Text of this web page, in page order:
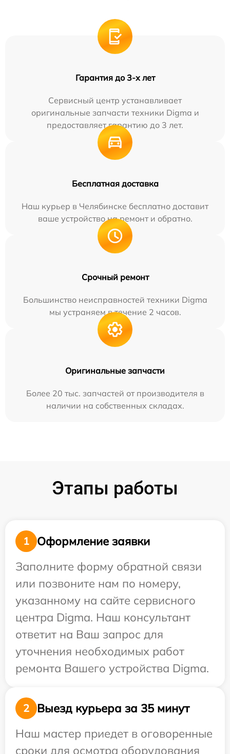
Гарантия до 3-х лет
Сервисный центр устанавливает
оригинальные запчасти техники Digma и
предоставляет гарантию до 3 лет.
Бесплатная доставка
Наш курьер в Челябинске бесплатно доставит
ваше устройство на ремонт и обратно.
Срочный ремонт
Большинство неисправностей техники Digma
мы устраняем в течение 2 часов.
Оригинальные запчасти
Более 20 тыс. запчастей от производителя в
наличии на собственных складах.
Этапы работы
1
Оформление заявки
Заполните форму обратной связи
или позвоните нам по номеру,
указанному на сайте сервисного
центра Digma. Наш консультант
ответит на Ваш запрос для
уточнения необходимых работ
ремонта Вашего устройства Digma.
2
Выезд курьера за 35 минут
Наш мастер приедет в оговоренные
сроки для осмотра оборудования